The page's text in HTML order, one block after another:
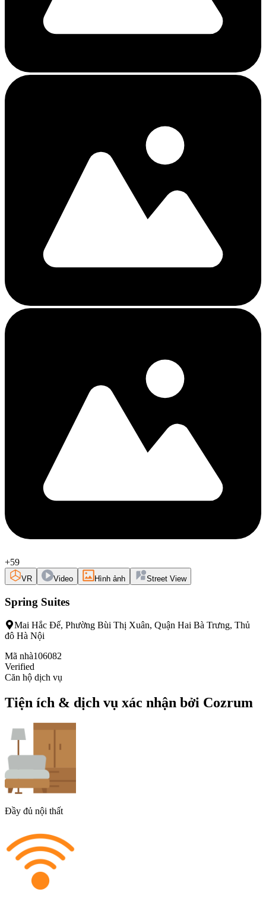
+59
VR Video Hình ảnh Street View
Spring Suites
Mai Hắc Đế, Phường Bùi Thị Xuân, Quận Hai Bà Trưng, Thủ
đô Hà Nội
Mã nhà106082
Verified
Căn hộ dịch vụ
Tiện ích & dịch vụ xác nhận bởi Cozrum
Đầy đủ nội thất